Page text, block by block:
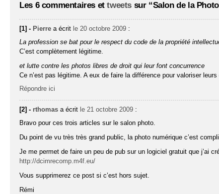
Les 6 commentaires ettweets sur “Salon de la
[1] - Pierre a écrit le 20 octobre 2009 :
La profession se bat pour le respect du code de la propriété
C’est complètement légitime.
et lutte contre les photos libres de droit qui leur font concurrence
Ce n’est pas légitime. A eux de faire la différence pour valoriser
Répondre ici
[2] - rthomas a écrit le 21 octobre 2009 :
Bravo pour ces trois articles sur le salon photo.
Du point de vu très très grand public, la photo numérique c’est
Je me permet de faire un peu de pub sur un logiciel gratuit que j’ai
http://dcimrecomp.m4f.eu/
Vous supprimerez ce post si c’est hors sujet.
Rémi